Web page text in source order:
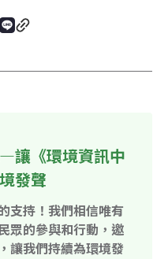
讓《環境資訊中
發聲
支持！我們相信唯有
眾的參與和行動，邀
讓我們持續為環境發